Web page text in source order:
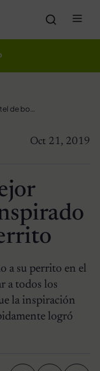
Pareja tiene el mejor pastel de bodas inspirado en su adorable perrito
Oct 21, 2019
a su perrito en el
a todos los
la inspiración
logró